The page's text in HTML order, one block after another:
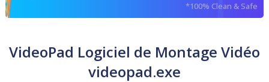
*100% Clean & Safe
VideoPad Logiciel de Montage Vidéo
videopad.exe